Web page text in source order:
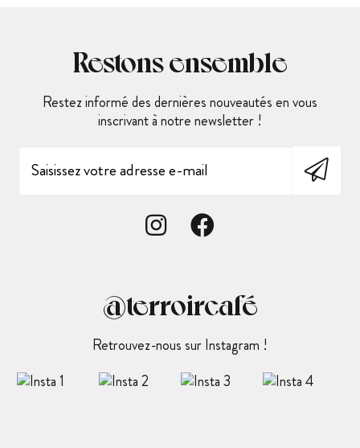
Restons ensemble
Restez informé des dernières nouveautés en vous
inscrivant à notre newsletter !
@terroircafé
Retrouvez-nous sur Instagram !